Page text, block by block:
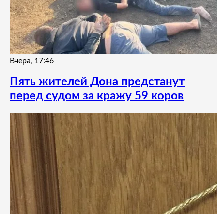
Вчера, 17:46
Пять жителей Дона предстанут
перед судом за кражу 59 коров